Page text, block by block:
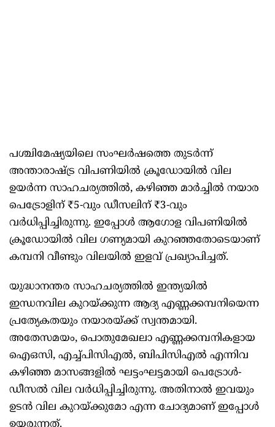
പശ്ചിമേഷ്യയിലെ സംഘർഷത്തെ തുടർന്ന്
അന്താരാഷ്ട്ര വിപണിയിൽ ക്രൂഡോയിൽ വില
ഉയർന്ന സാഹചര്യത്തിൽ, കഴിഞ്ഞ മാർച്ചിൽ നയാര
പെട്രോളിന് ₹5-വും ഡീസലിന് ₹3-വും
വർധിപ്പിച്ചിരുന്നു. ഇപ്പോൾ ആഗോള വിപണിയിൽ
ക്രൂഡോയിൽ വില ഗണ്യമായി കുറഞ്ഞതോടെയാണ്
കമ്പനി വീണ്ടും വിലയിൽ ഇളവ് പ്രഖ്യാപിച്ചത്.
യുദ്ധാനന്തര സാഹചര്യത്തിൽ ഇന്ത്യയിൽ
ഇന്ധനവില കുറയ്ക്കുന്ന ആദ്യ എണ്ണക്കമ്പനിയെന്ന
പ്രത്യേകതയും നയാരയ്ക്ക് സ്വന്തമായി.
അതേസമയം, പൊതുമേഖലാ എണ്ണക്കമ്പനികളായ
ഐഒസി, എച്ച്പിസിഎൽ, ബിപിസിഎൽ എന്നിവ
കഴിഞ്ഞ മാസങ്ങളിൽ ഘട്ടംഘട്ടമായി പെട്രോൾ-
ഡീസൽ വില വർധിപ്പിച്ചിരുന്നു. അതിനാൽ ഇവയും
ഉടൻ വില കുറയ്ക്കുമോ എന്ന ചോദ്യമാണ് ഇപ്പോൾ